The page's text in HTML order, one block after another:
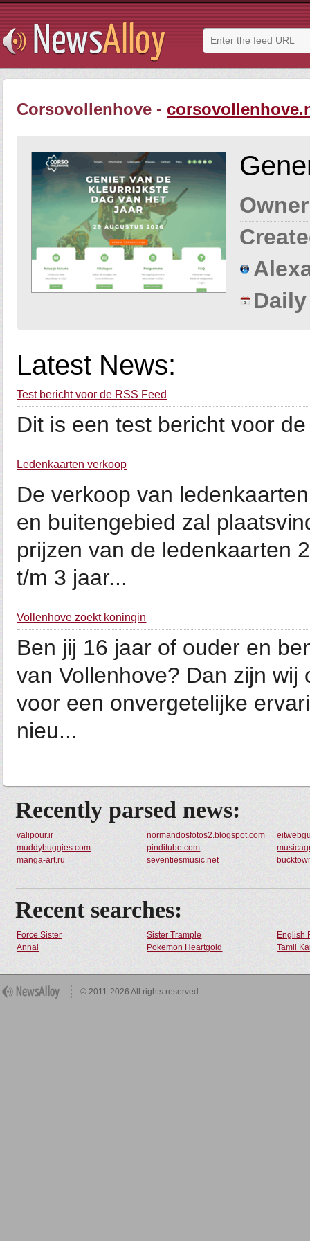
Corsovollenhove -
Latest News:
Test bericht voor de RSS Feed
Dit is een test bericht voor
Ledenkaarten verkoop
De verkoop van
en buitengebied zal
prijzen van de ledenkaarten
t/m 3 jaar...
Vollenhove zoekt koningin
Ben jij 16 jaar of ouder en
van Vollenhove? Dan zijn
voor een onvergetelijke
nieu...
Recently parsed news:
valipour.ir normandosfotos2.blogspot.com
muddybuggies.com
pinditube.com
manga-art.ru
seventiesmusic.net
Recent searches:
Force Sister Sister Trample
English
Annal
Pokemon Heartgold Tamil
© 2011-2026 All rights reserved.